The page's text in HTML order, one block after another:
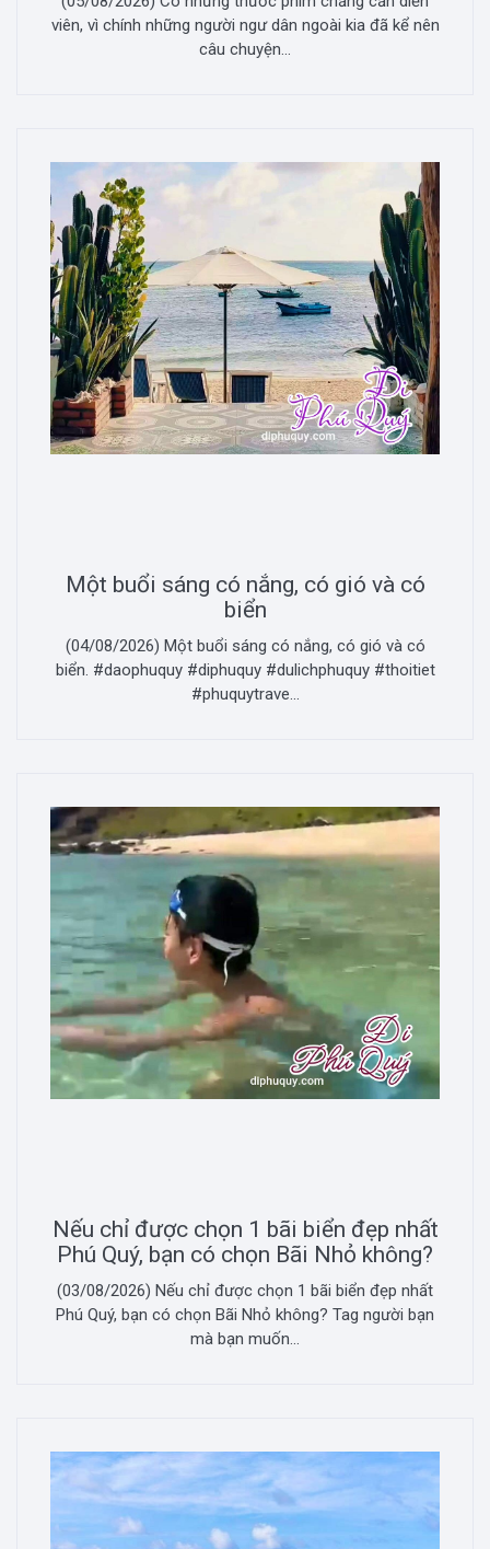
viên, vì chính những người ngư dân ngoài kia đã kể nên
câu chuyện...
Một buổi sáng có nắng, có gió và có
biển
(04/08/2026) Một buổi sáng có nắng, có gió và có
biển. #daophuquy #diphuquy #dulichphuquy #thoitiet
#phuquytrave...
Nếu chỉ được chọn 1 bãi biển đẹp nhất
Phú Quý, bạn có chọn Bãi Nhỏ không?
(03/08/2026) Nếu chỉ được chọn 1 bãi biển đẹp nhất
Phú Quý, bạn có chọn Bãi Nhỏ không? Tag người bạn
mà bạn muốn...